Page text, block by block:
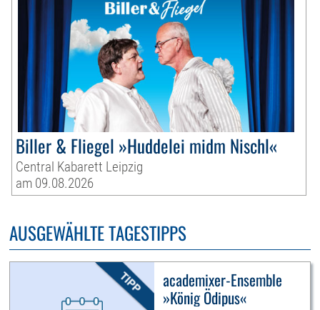
Biller & Fliegel »Huddelei midm Nischl«
Central Kabarett Leipzig
am 09.08.2026
AUSGEWÄHLTE TAGESTIPPS
academixer-Ensemble
»König Ödipus«